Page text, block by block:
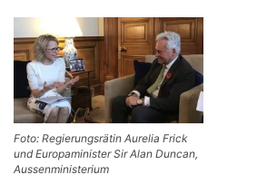
Foto: Regierungsrätin Aurelia Frick
und Europaminister Sir Alan Duncan,
Aussenministerium